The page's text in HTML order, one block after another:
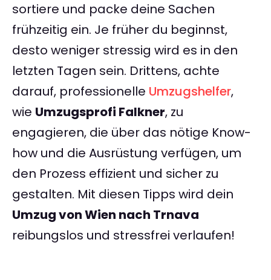
sortiere und packe deine Sachen
frühzeitig ein. Je früher du beginnst,
desto weniger stressig wird es in den
letzten Tagen sein. Drittens, achte
darauf, professionelle Umzugshelfer,
wie Umzugsprofi Falkner, zu
engagieren, die über das nötige Know-
how und die Ausrüstung verfügen, um
den Prozess effizient und sicher zu
gestalten. Mit diesen Tipps wird dein
Umzug von Wien nach Trnava
reibungslos und stressfrei verlaufen!